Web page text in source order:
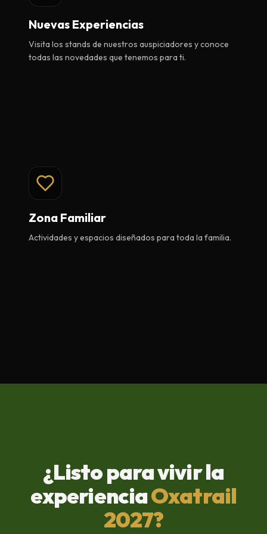
Nuevas Experiencias
Visita los stands de nuestros auspiciadores y conoce
todas las novedades que tenemos para ti.
Zona Familiar
Actividades y espacios diseñados para toda la familia.
¿Listo para vivir la
experienciaOxatrail
2027?